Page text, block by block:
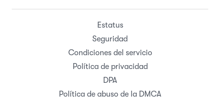
Estatus
Seguridad
Condiciones del servicio
Política de privacidad
DPA
Política de abuso de la DMCA